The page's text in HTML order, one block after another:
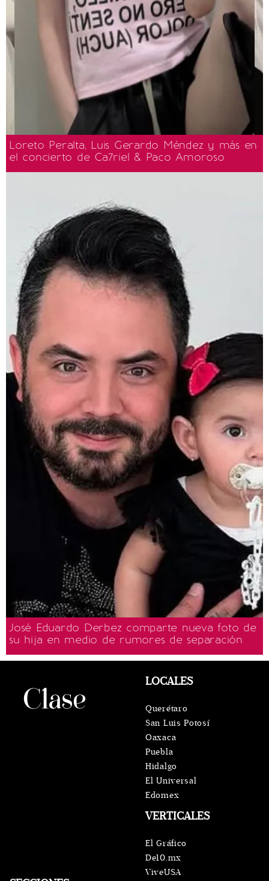
Loreto Peralta, Luis Gerardo Méndez y más en
el concierto de Ca7riel & Paco Amoroso
José Eduardo Derbez comparte nueva foto de
su hija en medio de rumores de separación
VERTICALES
El Gráfico
De10.mx
ViveUSA
LOCALES
Querétaro
San Luis Potosí
Oaxaca
Puebla
Hidalgo
El Universal
Edomex